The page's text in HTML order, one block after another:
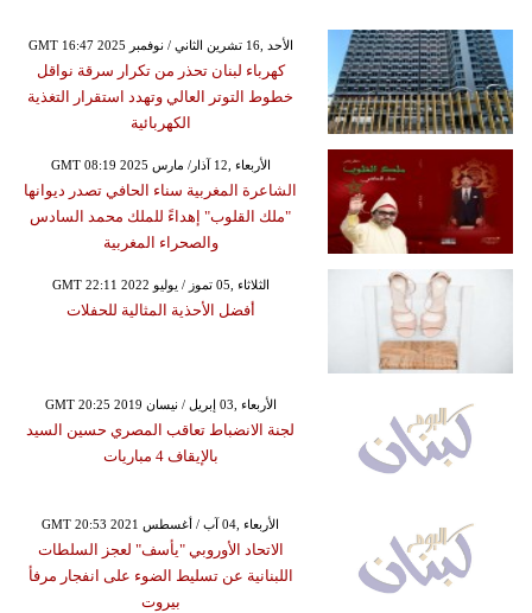
GMT 16:47 2025 الأحد ,16 تشرين الثاني / نوفمبر
كهرباء لبنان تحذر من تكرار سرقة نواقل
خطوط التوتر العالي وتهدد استقرار التغذية
الكهربائية
GMT 08:19 2025 الأربعاء ,12 آذار/ مارس
الشاعرة المغربية سناء الحافي تصدر ديوانها
"ملك القلوب" إهداءً للملك محمد السادس
والصحراء المغربية
GMT 22:11 2022 الثلاثاء ,05 تموز / يوليو
أفضل الأحذية المثالية للحفلات
GMT 20:25 2019 الأربعاء ,03 إبريل / نيسان
لجنة الانضباط تعاقب المصري حسين السيد
بالإيقاف 4 مباريات
GMT 20:53 2021 الأربعاء ,04 آب / أغسطس
الاتحاد الأوروبي "يأسف" لعجز السلطات
اللبنانية عن تسليط الضوء على انفجار مرفأ
بيروت